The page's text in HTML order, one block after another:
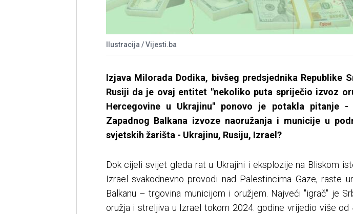
Ilustracija / Vijesti.ba
Izjava Milorada Dodika, bivšeg predsjednika Republike
Rusiji da je ovaj entitet "nekoliko puta spriječio izvoz
Hercegovine u Ukrajinu" ponovo je potakla pitanje
Zapadnog Balkana izvoze naoružanja i municije u
svjetskih žarišta - Ukrajinu, Rusiju, Izrael?
Dok cijeli svijet gleda rat u Ukrajini i eksplozije na Bliskom
Izrael svakodnevno provodi nad Palestincima Gaze, raste
Balkanu – trgovina municijom i oružjem. Najveći "igrač" je
oružja i streljiva u Izrael tokom 2024. godine vrijedio više od